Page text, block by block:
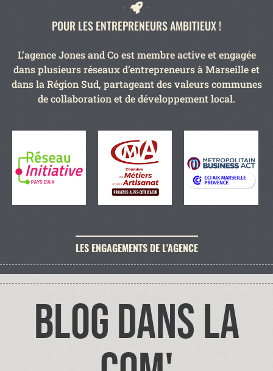
POUR LES ENTREPRENEURS AMBITIEUX !
L’agence Jones and Co est membre active et engagée
dans plusieurs réseaux d’entrepreneurs à Marseille et
dans la Région Sud, partageant des valeurs communes
de collaboration et de développement local.
LES ENGAGEMENTS DE L'AGENCE
Blog dans la